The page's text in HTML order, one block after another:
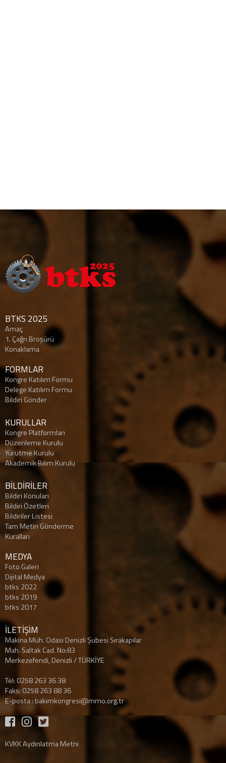
BTKS 2025
Amaç
1. Çağrı Broşürü
Konaklama
FORMLAR
Kongre Katılım Formu
Delege Katılım Formu
Bildiri Gönder
KURULLAR
Kongre Platformları
Düzenleme Kurulu
Yürütme Kurulu
Akademik Bilim Kurulu
BİLDİRİLER
Bildiri Konuları
Bildiri Özetleri
Bildiriler Listesi
Tam Metin Gönderme
Kuralları
MEDYA
Foto Galeri
Dijital Medya
btks 2022
btks 2019
btks 2017
İLETİŞİM
Makina Müh. Odası Denizli Şubesi Sırakapılar
Mah. Saltak Cad. No:83
Merkezefendi, Denizli / TÜRKİYE
Tel: 0258 263 36 38
Faks: 0258 263 88 36
E-posta :bakimkongresi@mmo.org.tr
KVKK Aydınlatma Metni